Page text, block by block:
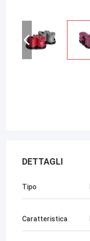
DETTAGLI
Tipo
Caratteristica